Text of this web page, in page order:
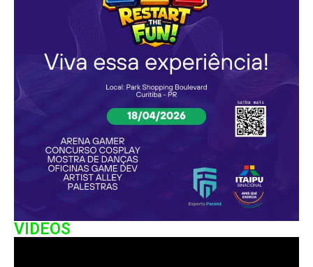
VIDEOS